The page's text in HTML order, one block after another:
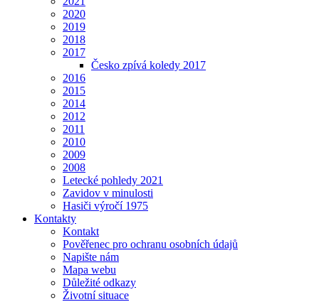
2020
2019
2018
2017
Česko zpívá koledy 2017
2016
2015
2014
2012
2011
2010
2009
2008
Letecké pohledy 2021
Zavidov v minulosti
Hasiči výročí 1975
Kontakty
Kontakt
Pověřenec pro ochranu osobních údajů
Napište nám
Mapa webu
Důležité odkazy
Životní situace